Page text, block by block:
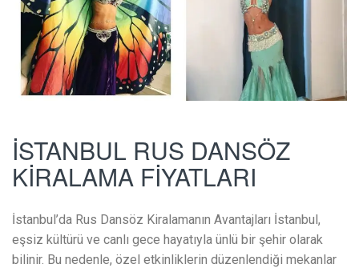
İSTANBUL RUS DANSÖZ
KİRALAMA FİYATLARI
İstanbul’da Rus Dansöz Kiralamanın Avantajları İstanbul,
eşsiz kültürü ve canlı gece hayatıyla ünlü bir şehir olarak
bilinir. Bu nedenle, özel etkinliklerin düzenlendiği mekanlar